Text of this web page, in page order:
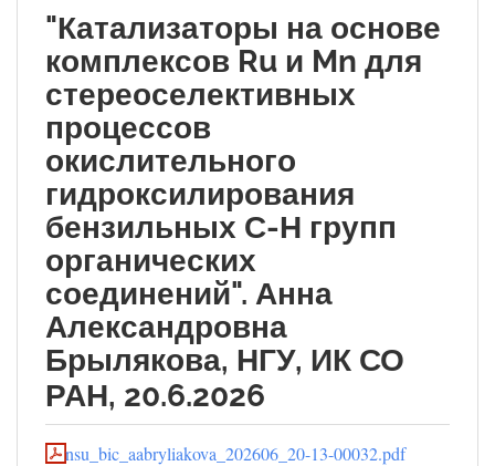
"Катализаторы на основе
комплексов Ru и Mn для
стереоселективных
процессов
окислительного
гидроксилирования
бензильных С-Н групп
органических
соединений". Анна
Александровна
Брылякова, НГУ, ИК СО
РАН, 20.6.2026
nsu_bic_aabryliakova_202606_20-13-00032.pdf